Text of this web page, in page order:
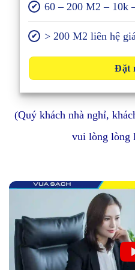
✔ 60 – 200 M2 – 10k
✔ > 200 M2 liên hệ
Đặt
(Quý khách nhà nghỉ,
vui lòng lòng